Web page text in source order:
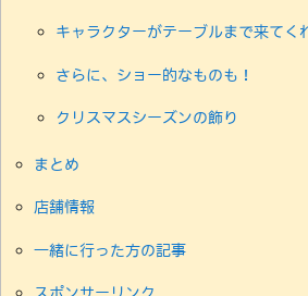
キャラクターがテーブルまで来てく
さらに、ショー的なものも！
クリスマスシーズンの飾り
まとめ
店舗情報
一緒に行った方の記事